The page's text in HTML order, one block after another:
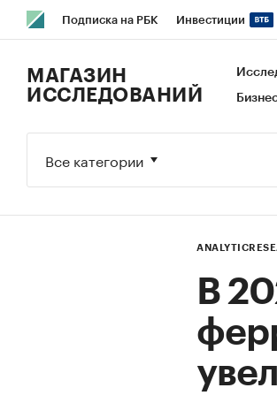
Подписка на РБК Инвестиции
Исследования Кредитные
МАГАЗИН
ИССЛЕДОВАНИЙ
Все категории
В